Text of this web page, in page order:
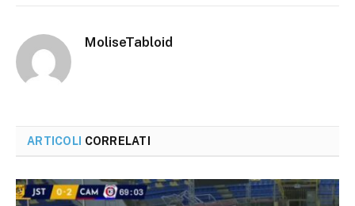
MoliseTabloid
ARTICOLI CORRELATI